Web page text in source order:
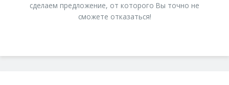
сделаем предложение, от которого Вы точно не
сможете отказаться!